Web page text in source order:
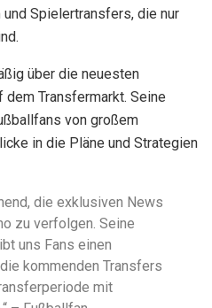
Spielertransfers, die nur
über die neuesten
dem Transfermarkt. Seine
von großem
in die Pläne und Strategien
die exklusiven News
zu verfolgen. Seine
uns Fans einen
kommenden Transfers
mit